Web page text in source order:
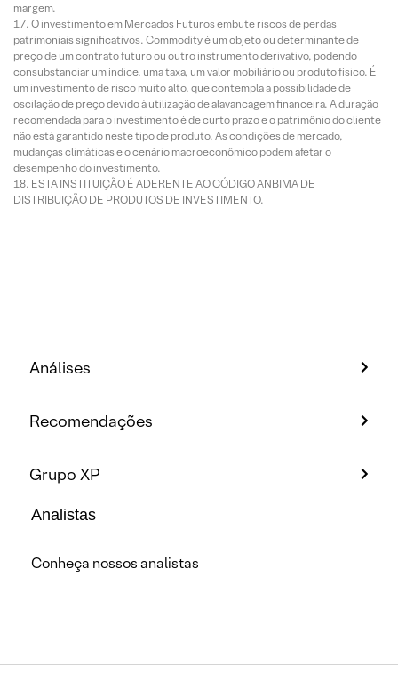
margem.
O investimento em Mercados Futuros embute riscos de perdas
patrimoniais significativos. Commodity é um objeto ou determinante de
preço de um contrato futuro ou outro instrumento derivativo, podendo
consubstanciar um índice, uma taxa, um valor mobiliário ou produto físico. É
um investimento de risco muito alto, que contempla a possibilidade de
oscilação de preço devido à utilização de alavancagem financeira. A duração
recomendada para o investimento é de curto prazo e o patrimônio do cliente
não está garantido neste tipo de produto. As condições de mercado,
mudanças climáticas e o cenário macroeconômico podem afetar o
desempenho do investimento.
ESTA INSTITUIÇÃO É ADERENTE AO CÓDIGO ANBIMA DE
DISTRIBUIÇÃO DE PRODUTOS DE INVESTIMENTO.
Análises
Recomendações
Grupo XP
Analistas
Conheça nossos analistas